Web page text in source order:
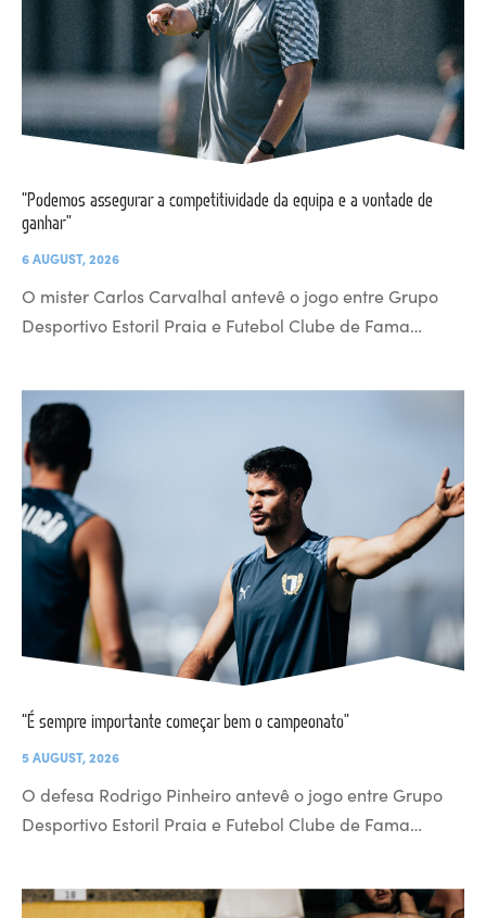
“Podemos assegurar a competitividade da equipa e a vontade de
ganhar”
6 AUGUST, 2026
O mister Carlos Carvalhal antevê o jogo entre Grupo
Desportivo Estoril Praia e Futebol Clube de Fama…
“É sempre importante começar bem o campeonato”
5 AUGUST, 2026
O defesa Rodrigo Pinheiro antevê o jogo entre Grupo
Desportivo Estoril Praia e Futebol Clube de Fama…